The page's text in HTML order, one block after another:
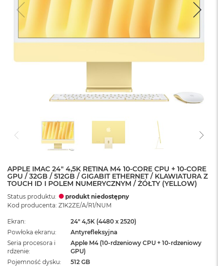
APPLE IMAC 24" 4,5K RETINA M4 10-CORE CPU + 10-CORE
GPU / 32GB / 512GB / GIGABIT ETHERNET / KLAWIATURA Z
TOUCH ID I POLEM NUMERYCZNYM / ŻÓŁTY (YELLOW)
Status produktu:
produkt niedostępny
Kod producenta: Z1K2ZE/A/R1/NUM
Ekran
24" 4,5K (4480 x 2520)
Powłoka ekranu
Antyrefleksyjna
Seria procesora i
rdzenie
Apple M4 (10-rdzeniowy CPU + 10-rdzeniowy
GPU)
Pojemność dysku
512 GB